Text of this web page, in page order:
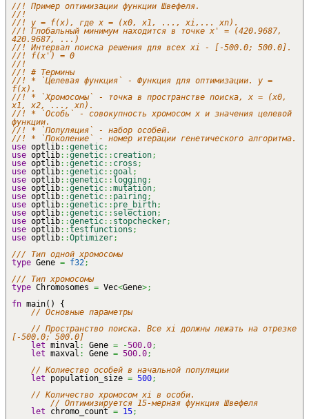
//! Пример оптимизации функции Швефеля.
//!
//! y = f(x), где x = (x0, x1, ..., xi,... xn).
//! Глобальный минимум находится в точке x' = (420.9687,
420.9687, ...)
//! Интервал поиска решения для всех xi - [-500.0; 500.0].
//! f(x') = 0
//!
//! # Термины
//! * `Целевая функция` - Функция для оптимизации. y =
f(x).
//! * `Хромосомы` - точка в пространстве поиска, x = (x0,
x1, x2, ..., xn).
//! * `Особь` - совокупность хромосом x и значения целевой
функции.
//! * `Популяция` - набор особей.
//! * `Поколение` - номер итерации генетического алгоритма.
use optlib::genetic;
use optlib::genetic:: creation;
use optlib::genetic:: cross ;
use optlib::genetic::goal ;
use optlib::genetic:: logging;
use optlib::genetic::mutation;
use optlib::genetic:: pairing;
use optlib::genetic:: pre_birth;
use optlib::genetic:: selection;
use optlib::genetic:: stopchecker;
use optlib::testfunctions ;
use optlib::Optimizer;
/// Тип одной хромосомы
type Gene = f32;
/// Тип хромосомы
type Chromosomes = Vec<Gene>;
fn main( )
{
// Основные параметры
// Пространство поиска. Все xi должны лежать на отрезке
[-500.0; 500.0]
let minval : Gene = -500.0;
let maxval : Gene = 500.0;
// Колиество особей в начальной популяции
let population_size = 500;
// Количество хромосом xi в особи.
// Оптимизируется 15-мерная функция Швефеля
let chromo_count = 15;